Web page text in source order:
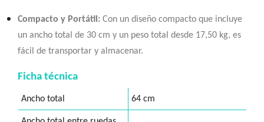
Compacto y Portátil: Con un diseño compacto que incluye
un ancho total de 30 cm y un peso total desde 17,50 kg, es
fácil de transportar y almacenar.
Ficha técnica
Ancho total 64 cm